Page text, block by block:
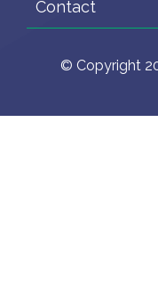
Contact
© Copyright